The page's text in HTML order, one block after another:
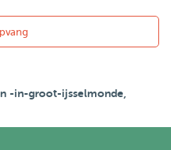
-in-groot-ijsselmonde,